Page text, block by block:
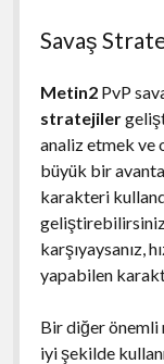
Savaş
Metin2PvP
stratejiler
analiz etmek ve
büyük bir
karakteri
karşıyaysanız,
yapabilen
Bir diğer önemli
iyi şekilde